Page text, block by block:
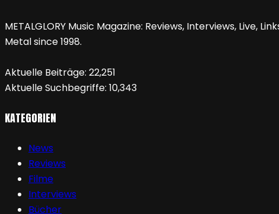
METALGLORY Music Magazine: Reviews, Interviews, Live,
Metal since 1998.
Aktuelle Beiträge: 22,251
Aktuelle Suchbegriffe: 10,343
KATEGORIEN
News
Reviews
Filme
Interviews
Bücher